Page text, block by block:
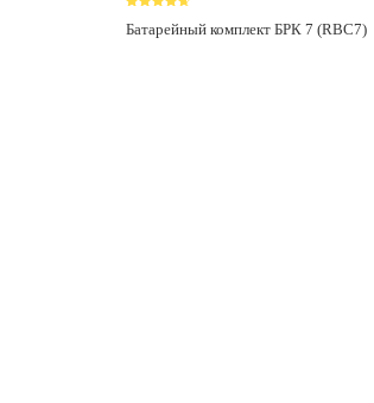
Батарейный комплект БРК 7 (RBC7)